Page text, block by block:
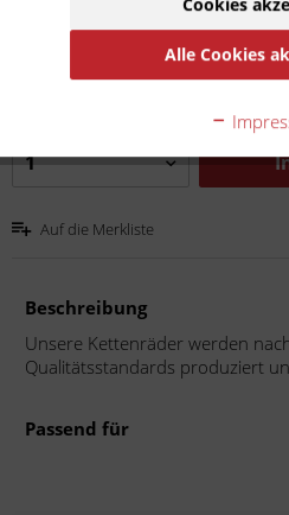
zzgl. Versandkosten
Auf die Merkliste
Beschreibung
Unsere Kettenräder werden
Qualitätsstandards produziert
Passend für
Alle Cookies